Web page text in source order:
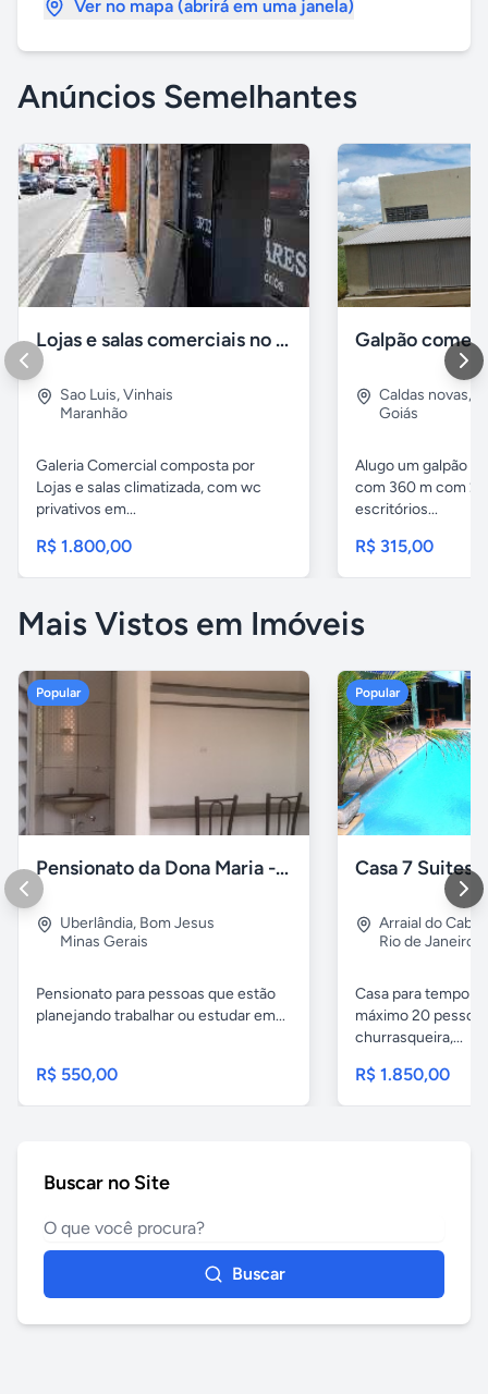
Ver no mapa (abrirá em uma janela)
Anúncios Semelhantes
Lojas e salas comerciais no vinhais
Sao Luis,Vinhais
Maranhão
Galeria Comercial composta por
Lojas e salas climatizada, com wc
privativos em...
R$ 1.800,00
Galpão
Caldas novas,
Goiás
Alugo um galpão
com 360 m com 2
escritórios...
R$ 315,00
Mais Vistos em Imóveis
Popular
Pensionato da Dona Maria - Uberlândia/MG
Uberlândia, Bom Jesus
Minas Gerais
Pensionato para pessoas que estão
planejando trabalhar ou estudar em...
R$ 550,00
Popular
Arraial do Cabo
Rio de Janeiro
Casa para
máximo 20
churrasqueira,...
R$ 1.850,00
Buscar no Site
Buscar